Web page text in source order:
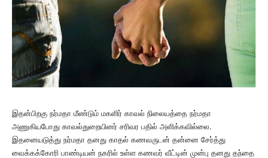
இதன்பிறகு நர்மதா மீண்டும் மகளிர் காவல் நிலையத்தை நர்மதா
அணுகியபோது காவல்துறையினர் சரிவர பதில் அளிக்கவில்லை.
இதனையடுத்து நர்மதா தனது காதல் கணவருடன் தன்னை சேர்த்து
வைக்கக்கோரி பாண்டியன் நகரில் உள்ள கணவர் வீட்டின் முன்பு தனது தந்தை